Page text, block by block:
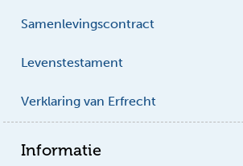
Samenlevingscontract
Levenstestament
Verklaring van Erfrecht
Informatie